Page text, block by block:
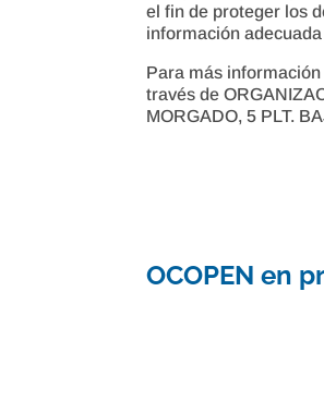
el fin de proteger los
información
Para más
través de
MORGADO, 5 PLT.
OCOPEN en